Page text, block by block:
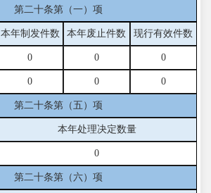
第二十条第（一）项
本年制发件数 本年废止件数 现行有效件数
0 0 0
0 0 0
第二十条第（五）项
本年处理决定数量
0
第二十条第（六）项